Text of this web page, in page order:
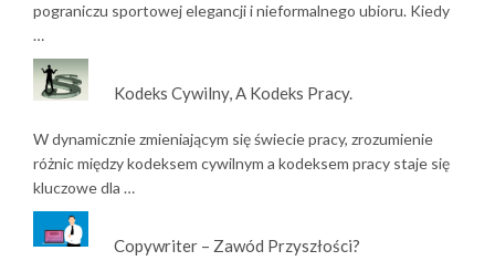
pograniczu sportowej elegancji i nieformalnego ubioru. Kiedy
…
Kodeks Cywilny, A Kodeks Pracy.
W dynamicznie zmieniającym się świecie pracy, zrozumienie
różnic między kodeksem cywilnym a kodeksem pracy staje się
kluczowe dla …
Copywriter – Zawód Przyszłości?